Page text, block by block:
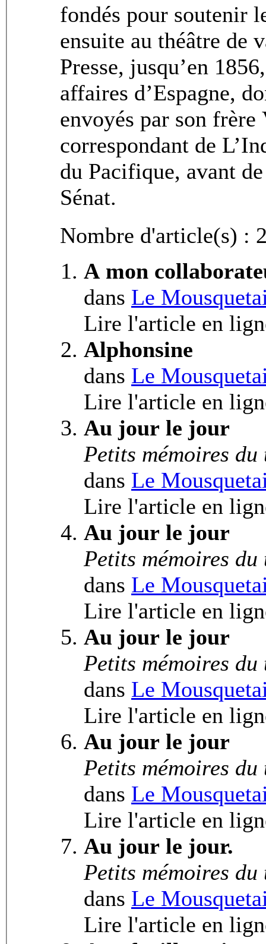
fondés pour soutenir
ensuite au théâtre de
Presse, jusqu’en
affaires d’Espagne,
envoyés par son
correspondant de
du Pacifique, avant
Sénat.
Nombre d'article(s) :
A mon
dans Le
Lire l'article en
Alphonsine
dans Le
Lire l'article en
Au jour le jour
Petits mémoires
dans Le
Lire l'article en
Au jour le jour
Petits mémoires
dans Le
Lire l'article en
Au jour le jour
Petits mémoires
dans Le
Lire l'article en
Au jour le jour
Petits mémoires
dans Le
Lire l'article en
Au jour le jour.
Petits mémoires
dans Le
Lire l'article en